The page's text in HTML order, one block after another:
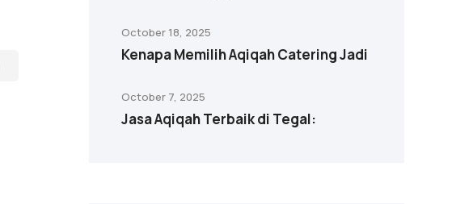
October 18, 2025
Kenapa Memilih Aqiqah Catering Jadi
October 7, 2025
Jasa Aqiqah Terbaik di Tegal: